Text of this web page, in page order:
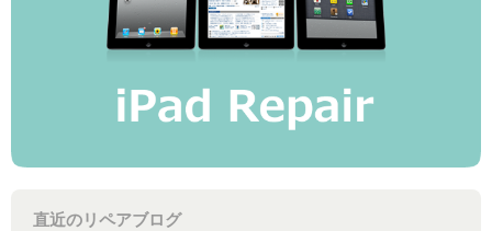
直近のリペアブログ